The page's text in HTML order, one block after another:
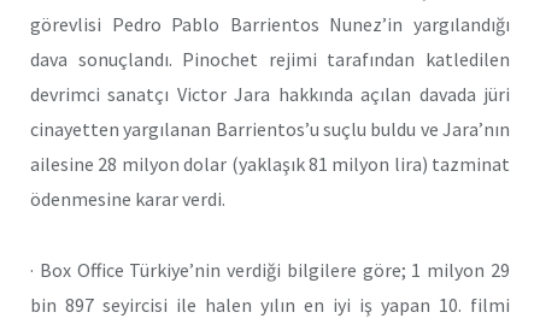
görevlisi Pedro Pablo Barrientos Nunez’in yargılandığı
dava sonuçlandı. Pinochet rejimi tarafından katledilen
devrimci sanatçı Victor Jara hakkında açılan davada jüri
cinayetten yargılanan Barrientos’u suçlu buldu ve Jara’nın
ailesine 28 milyon dolar (yaklaşık 81 milyon lira) tazminat
ödenmesine karar verdi.
· Box Office Türkiye’nin verdiği bilgilere göre; 1 milyon 29
bin 897 seyircisi ile halen yılın en iyi iş yapan 10. filmi